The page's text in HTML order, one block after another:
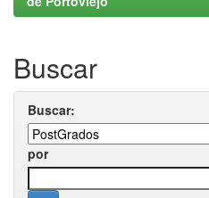
Buscar
Buscar:
por